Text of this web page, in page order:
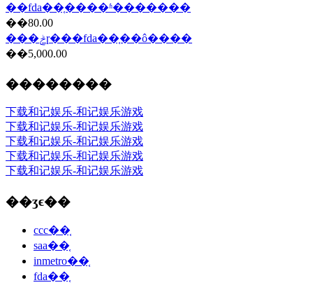
��fda��֤����ʱ�������
��80.00
���ݲɼ���fda��֤��ô����
��5,000.00
��������
下载和记娱乐-和记娱乐游戏
下载和记娱乐-和记娱乐游戏
下载和记娱乐-和记娱乐游戏
下载和记娱乐-和记娱乐游戏
下载和记娱乐-和记娱乐游戏
��ʒϵ��
ccc��֤
saa��֤
inmetro��֤
fda��֤